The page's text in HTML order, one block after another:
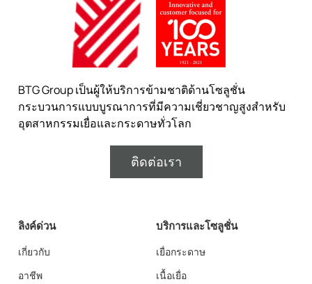
BTG Group เป็นผู้ให้บริการข้ามชาติด้านโซลูชั่น
กระบวนการแบบบูรณาการที่มีความเชี่ยวชาญสูงสำหรับ
อุตสาหกรรมเยื่อและกระดาษทั่วโลก
ติดต่อเรา
ลิงค์ด่วน
เกี่ยวกับ
อาชีพ
บริการและโซลูชั่น
เยื่อกระดาษ
เนื้อเยื่อ